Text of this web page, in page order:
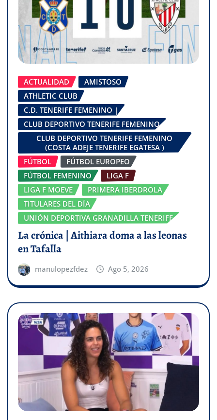
ACTUALIDAD
AMISTOSO
ATHLETIC CLUB
C.D. TENERIFE FEMENINO |
CLUB DEPORTIVO TENERIFE FEMENINO
CLUB DEPORTIVO TENERIFE FEMENINO
(COSTA ADEJE TENERIFE EGATESA )
FÚTBOL
FÚTBOL EUROPEO
FÚTBOL FEMENINO
LIGA F
LIGA F MOEVE
PRIMERA IBERDROLA
TITULARES DEL DÍA
UNIÓN DEPORTIVA GRANADILLA TENERIFE
La crónica | Aithiara doma a las leonas
en Tafalla
manulopezfdez Ago 5, 2026